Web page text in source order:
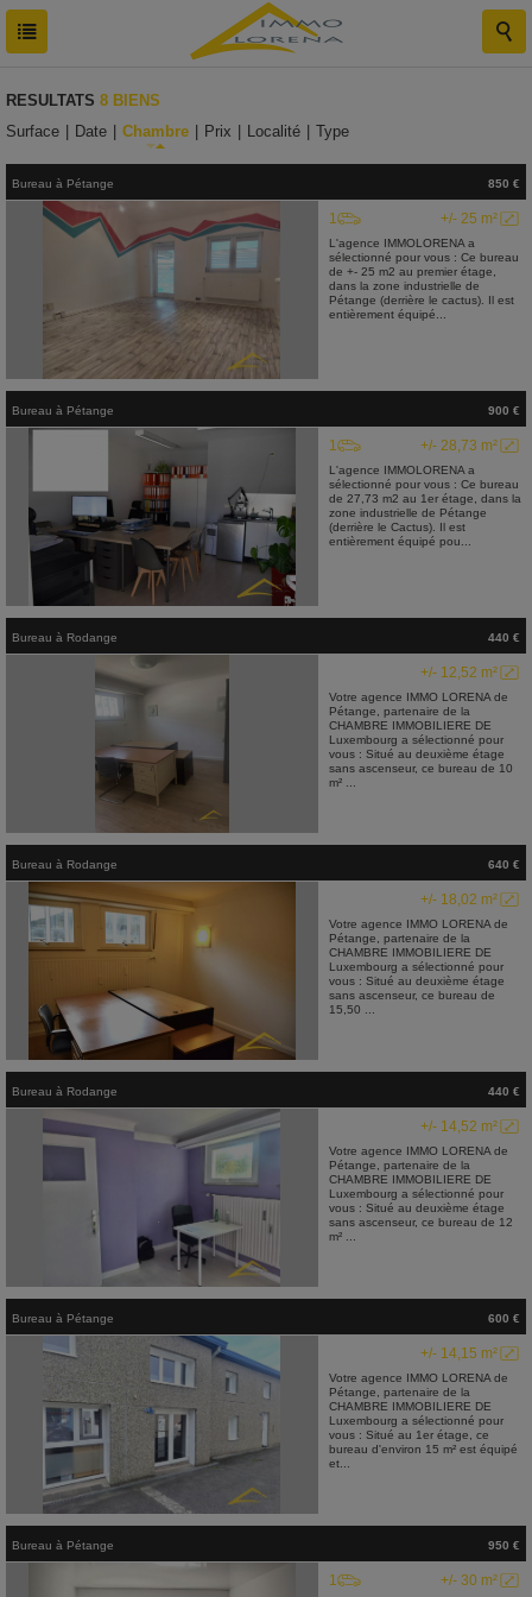
RESULTATS 8 BIENS
Surface
Date Chambre Prix Localité Type
Bureau à Pétange 850 €
+/- 25 m²
1
L'agence IMMOLORENA a
sélectionné pour vous : Ce bureau
de +- 25 m2 au premier étage,
dans la zone industrielle de
Pétange (derrière le cactus). Il est
entièrement équipé...
Bureau à Pétange 900 €
+/- 28,73 m²
1
L'agence IMMOLORENA a
sélectionné pour vous : Ce bureau
de 27,73 m2 au 1er étage, dans la
zone industrielle de Pétange
(derrière le Cactus). Il est
entièrement équipé pou...
Bureau à Rodange 440 €
+/- 12,52 m²
Votre agence IMMO LORENA de
Pétange, partenaire de la
CHAMBRE IMMOBILIERE DE
Luxembourg a sélectionné pour
vous : Situé au deuxième étage
sans ascenseur, ce bureau de 10
m² ...
Bureau à Rodange 640 €
+/- 18,02 m²
Votre agence IMMO LORENA de
Pétange, partenaire de la
CHAMBRE IMMOBILIERE DE
Luxembourg a sélectionné pour
vous : Situé au deuxième étage
sans ascenseur, ce bureau de
15,50 ...
Bureau à Rodange 440 €
+/- 14,52 m²
Votre agence IMMO LORENA de
Pétange, partenaire de la
CHAMBRE IMMOBILIERE DE
Luxembourg a sélectionné pour
vous : Situé au deuxième étage
sans ascenseur, ce bureau de 12
m² ...
Bureau à Pétange 600 €
+/- 14,15 m²
Votre agence IMMO LORENA de
Pétange, partenaire de la
CHAMBRE IMMOBILIERE DE
Luxembourg a sélectionné pour
vous : Situé au 1er étage, ce
bureau d'environ 15 m² est équipé
et...
Bureau à Pétange 950 €
+/- 30 m²
1